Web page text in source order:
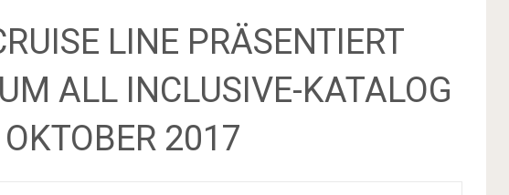
LINE PRÄSENTIERT
ALL INCLUSIVE-KATALOG
2017